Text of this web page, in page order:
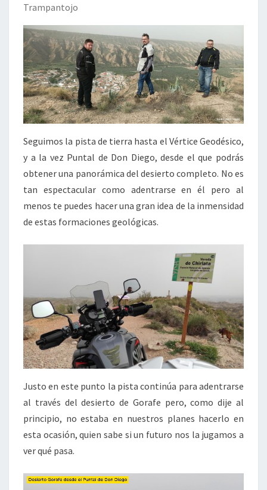
Trampantojo
Seguimos la pista de tierra hasta el Vértice Geodésico,
y a la vez Puntal de Don Diego, desde el que podrás
obtener una panorámica del desierto completo. No es
tan espectacular como adentrarse en él pero al
menos te puedes hacer una gran idea de la inmensidad
de estas formaciones geológicas.
Justo en este punto la pista continúa para adentrarse
al través del desierto de Gorafe pero, como dije al
principio, no estaba en nuestros planes hacerlo en
esta ocasión, quien sabe si un futuro nos la jugamos a
ver qué pasa.